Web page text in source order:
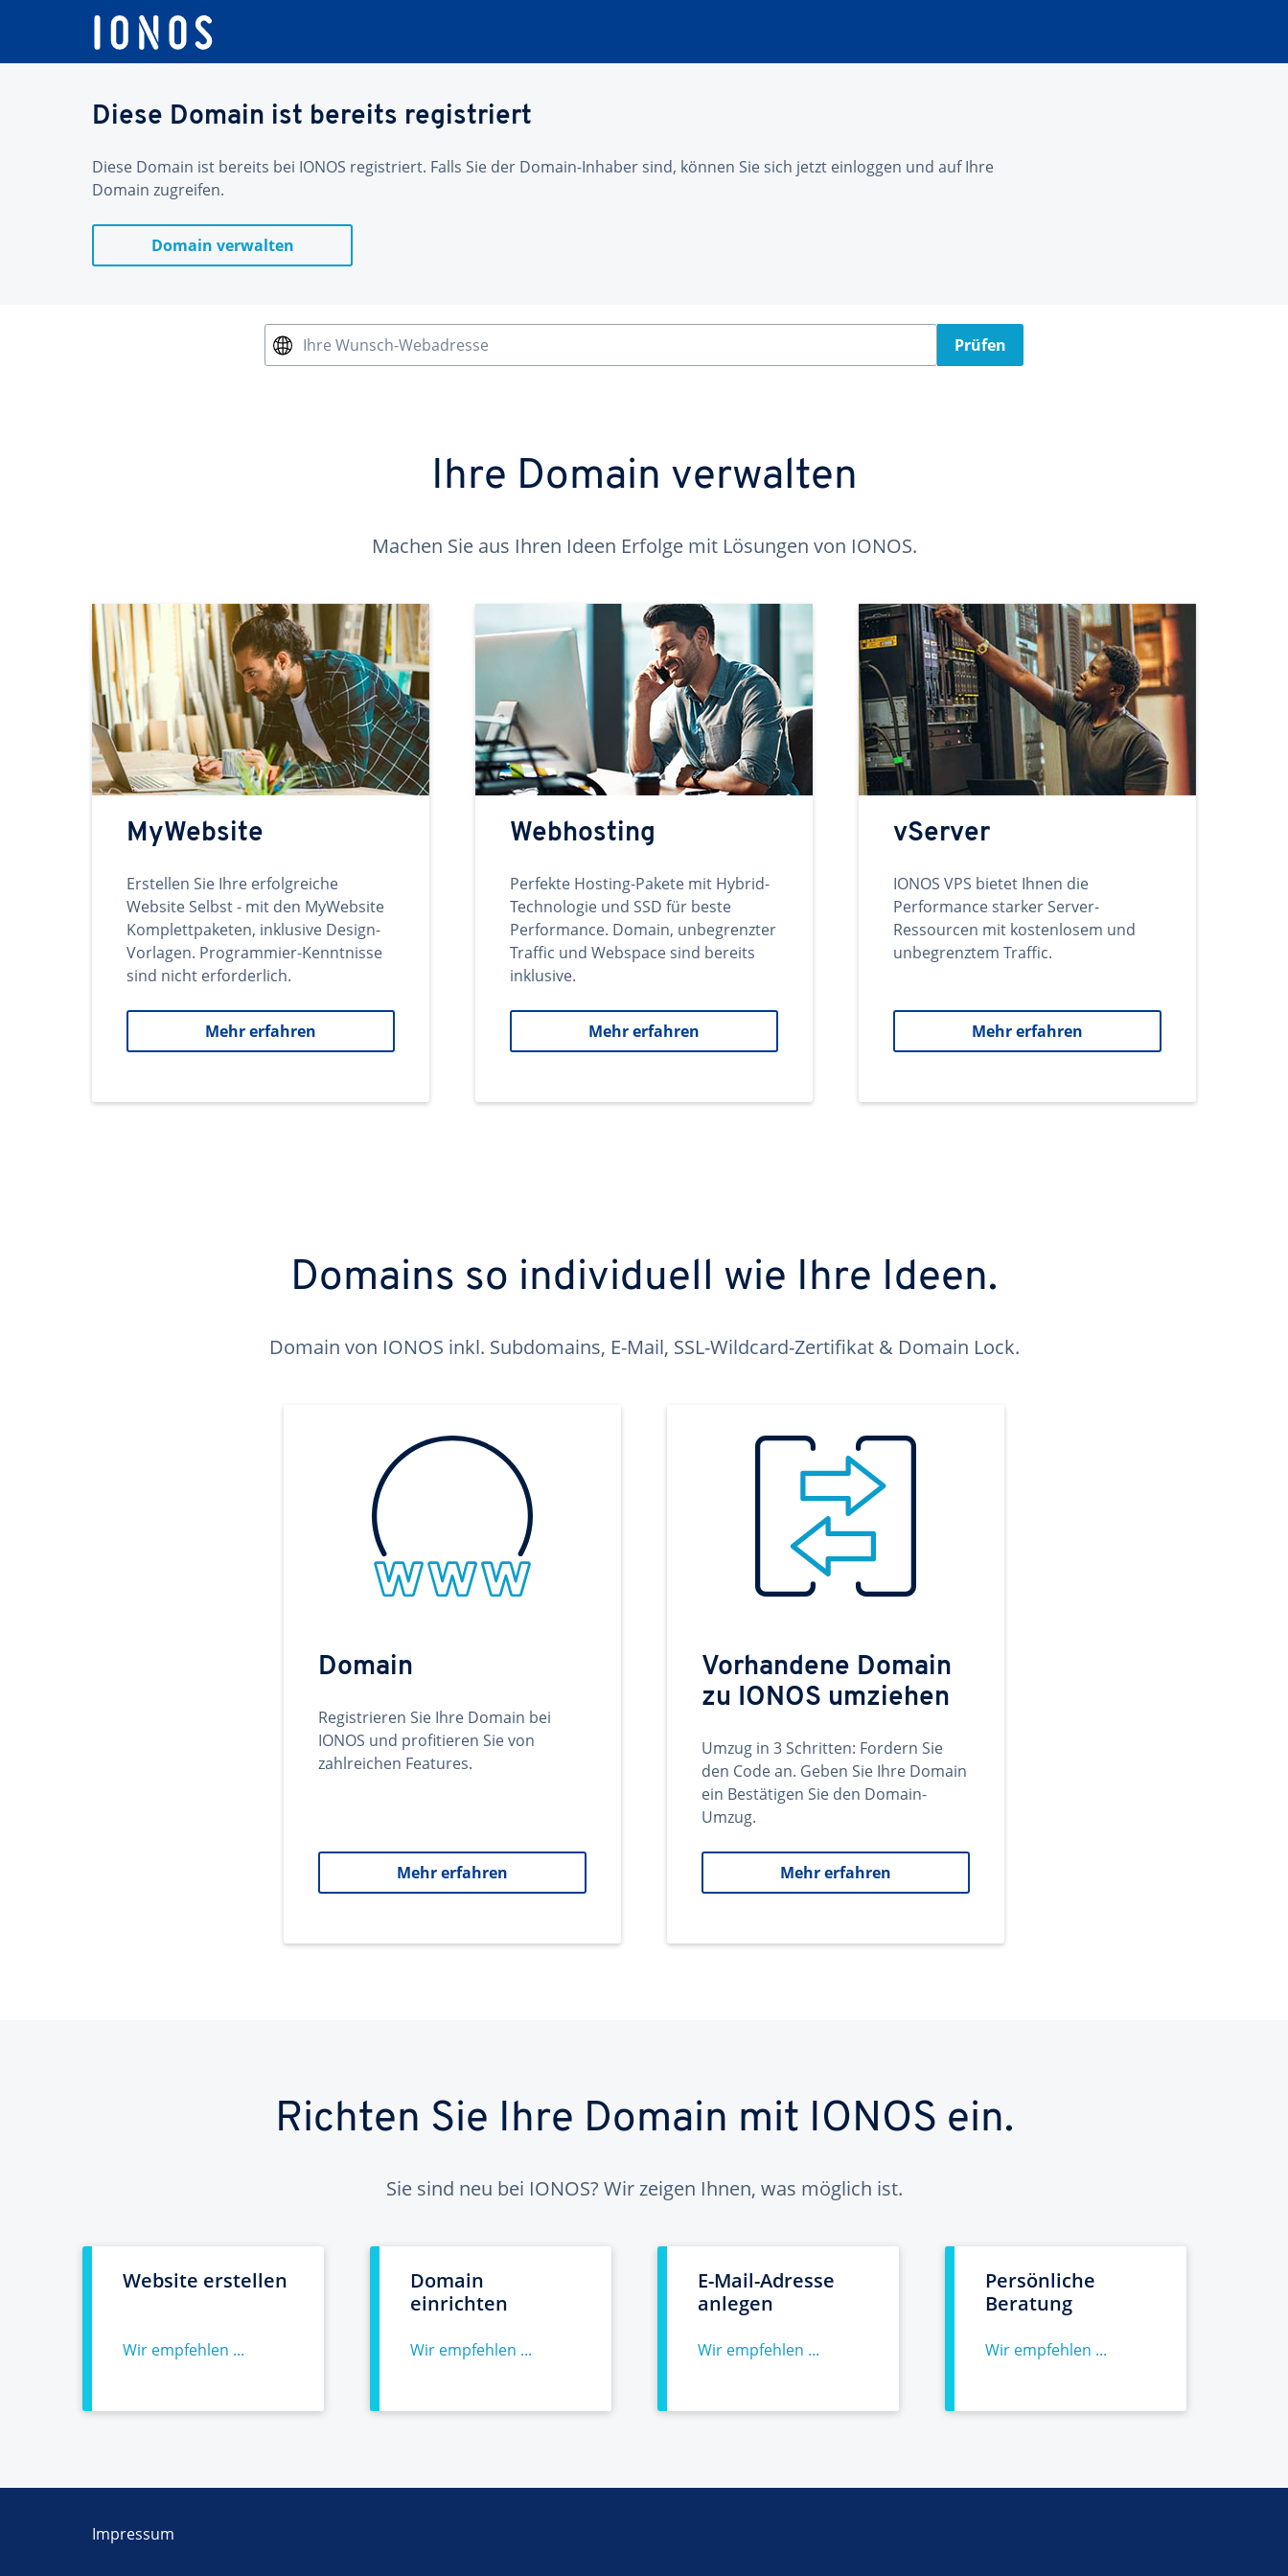
Diese Domain ist bereits registriert
Diese Domain ist bereits bei IONOS registriert. Falls Sie der Domain-Inhaber sind, können Sie sich jetzt einloggen und auf Ihre
Domain zugreifen.
Domain verwalten
Ihre Wunsch-Webadresse Prüfen
Ihre Domain verwalten
Machen Sie aus Ihren Ideen Erfolge mit Lösungen von IONOS.
MyWebsite
Erstellen Sie Ihre erfolgreiche
Website Selbst - mit den MyWebsite
Komplettpaketen, inklusive Design-
Vorlagen. Programmier-Kenntnisse
sind nicht erforderlich.
Mehr erfahren
Webhosting
Perfekte Hosting-Pakete mit Hybrid-
Technologie und SSD für beste
Performance. Domain, unbegrenzter
Traffic und Webspace sind bereits
inklusive.
Mehr erfahren
vServer
IONOS VPS bietet Ihnen die
Performance starker Server-
Ressourcen mit kostenlosem und
unbegrenztem Traffic.
Mehr erfahren
Domains so individuell wie Ihre Ideen.
Domain von IONOS inkl. Subdomains, E-Mail, SSL-Wildcard-Zertifikat & Domain Lock.
Domain
Registrieren Sie Ihre Domain bei
IONOS und profitieren Sie von
zahlreichen Features.
Mehr erfahren
Vorhandene Domain
zu IONOS umziehen
Umzug in 3 Schritten: Fordern Sie
den Code an. Geben Sie Ihre Domain
ein Bestätigen Sie den Domain-
Umzug.
Mehr erfahren
Richten Sie Ihre Domain mit IONOS ein.
Sie sind neu bei IONOS? Wir zeigen Ihnen, was möglich ist.
Website erstellen
Wir empfehlen ...
Domain
einrichten
Wir empfehlen ...
E-Mail-Adresse
anlegen
Wir empfehlen ...
Persönliche
Beratung
Wir empfehlen ...
Impressum